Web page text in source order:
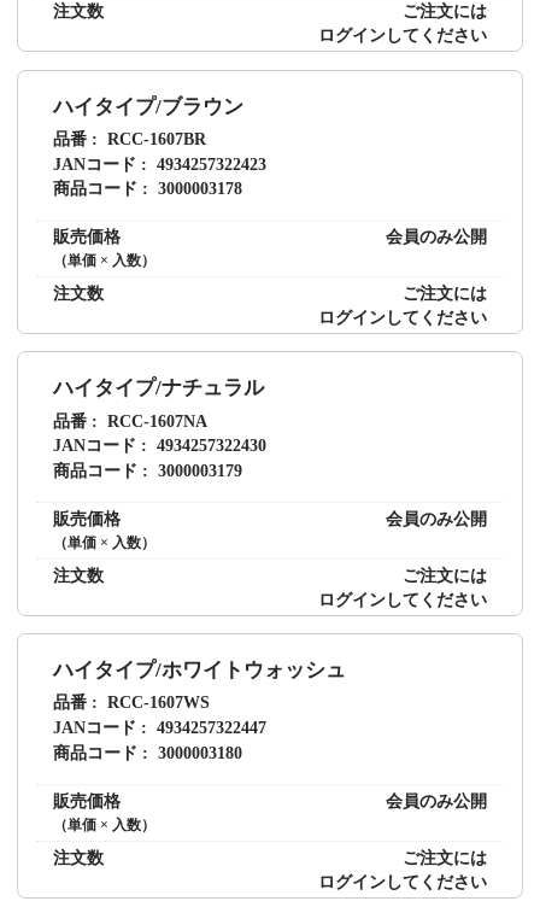
注文数
ご注文には
ログインしてください
ハイタイプ/ブラウン
品番
RCC-1607BR
JANコード
4934257322423
商品コード
3000003178
販売価格
（単価 × 入数）
会員のみ公開
注文数
ご注文には
ログインしてください
ハイタイプ/ナチュラル
品番
RCC-1607NA
JANコード
4934257322430
商品コード
3000003179
販売価格
（単価 × 入数）
会員のみ公開
注文数
ご注文には
ログインしてください
ハイタイプ/ホワイトウォッシュ
品番
RCC-1607WS
JANコード
4934257322447
商品コード
3000003180
販売価格
（単価 × 入数）
会員のみ公開
注文数
ご注文には
ログインしてください